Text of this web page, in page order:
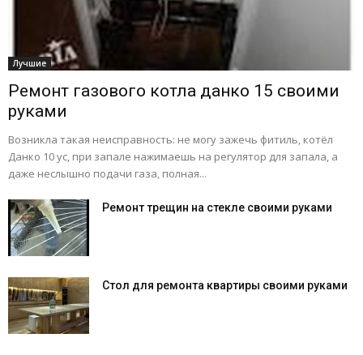
Лучшие
Ремонт газового котла данко 15 своими
руками
Возникла такая неисправность: не могу зажечь фитиль, котёл
Данко 10 ус, при запале нажимаешь на регулятор для запала, а
даже неслышно подачи газа, полная...
Ремонт трещин на стекле своими руками
Стол для ремонта квартиры своими руками